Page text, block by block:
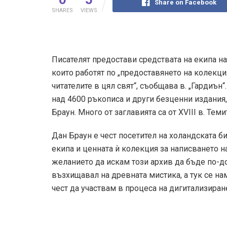
SHARES VIEWS
Share on Facebook
Писателят предостави средствата на екипа
които работят по „предоставянето на
читателите в цял свят“, съобщава в.
над 4600 ръкописа и други безценни
Браун. Много от заглавията са от XVIII в.
Дан Браун е чест посетител на холандската
екипа и ценната ѝ колекция за написването
желанието да искам този архив да бъде по-
възхищавал на древната мистика, а тук се
чест да участвам в процеса на